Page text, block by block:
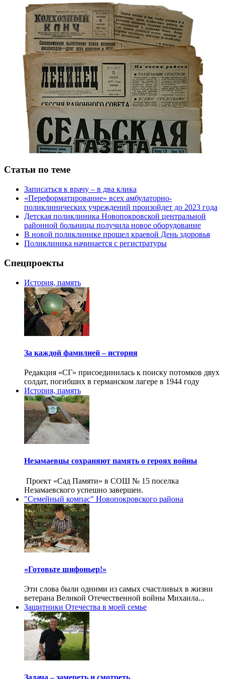
Статьи по теме
Записаться к врачу – в два клика
«Переформатирование» всех амбулаторно-
поликлинических учреждений произойдет до 2023 года
Детская поликлиника Новопокровской центральной
районной больницы получила новое оборудование
В новой поликлинике прошел краевой День здоровья
Поликлиника начинается с регистратуры
Спецпроекты
История, память
За каждой фамилией – история
Редакция «СГ» присоединилась к поиску потомков двух
солдат, погибших в германском лагере в 1944 году
История, память
Незамаевцы сохраняют память о героях войны
Проект «Сад Памяти» в СОШ № 15 поселка
Незамаевского успешно завершен.
"Семейный компас" Новопокровского района
«Готовьте шифоньер!»
Эти слова были одними из самых счастливых в жизни
ветерана Великой Отечественной войны Михаила...
Защитники Отечества в моей семье